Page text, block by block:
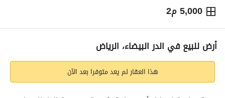
5,000 م2
⃁
10,500,000
التفاصيل معلومات ترخيص الإعلان
أرض للبيع في الدر البيضاء، الرياض
هذا العقار لم يعد متوفرا بعد الآن